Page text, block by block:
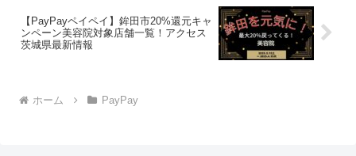
【PayPayペイペイ】鉾田市20%還元キャ
ンペーン美容院対象店舗一覧！アクセス
茨城県最新情報
ホーム PayPay